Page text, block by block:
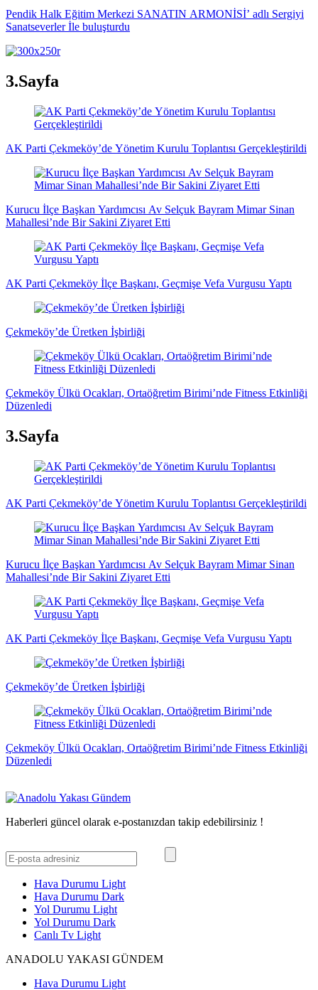
Pendik Halk Eğitim Merkezi SANATIN ARMONİSİ’ adlı Sergiyi
Sanatseverler İle buluşturdu
3.Sayfa
AK Parti Çekmeköy’de Yönetim Kurulu Toplantısı Gerçekleştirildi
Kurucu İlçe Başkan Yardımcısı Av Selçuk Bayram Mimar Sinan
Mahallesi’nde Bir Sakini Ziyaret Etti
AK Parti Çekmeköy İlçe Başkanı, Geçmişe Vefa Vurgusu Yaptı
Çekmeköy’de Üretken İşbirliği
Çekmeköy Ülkü Ocakları, Ortaöğretim Birimi’nde Fitness Etkinliği
Düzenledi
3.Sayfa
AK Parti Çekmeköy’de Yönetim Kurulu Toplantısı Gerçekleştirildi
Kurucu İlçe Başkan Yardımcısı Av Selçuk Bayram Mimar Sinan
Mahallesi’nde Bir Sakini Ziyaret Etti
AK Parti Çekmeköy İlçe Başkanı, Geçmişe Vefa Vurgusu Yaptı
Çekmeköy’de Üretken İşbirliği
Çekmeköy Ülkü Ocakları, Ortaöğretim Birimi’nde Fitness Etkinliği
Düzenledi
Haberleri güncel olarak e-postanızdan takip edebilirsiniz !
Hava Durumu Light
Hava Durumu Dark
Yol Durumu Light
Yol Durumu Dark
Canlı Tv Light
ANADOLU YAKASI GÜNDEM
Hava Durumu Light